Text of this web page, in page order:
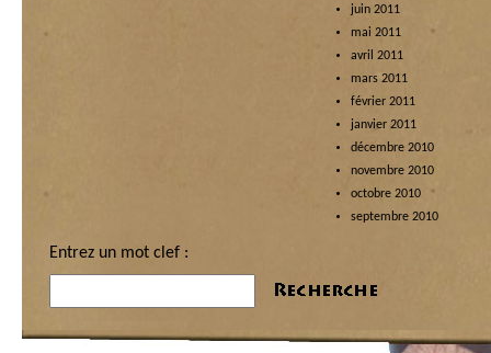
juin 2011
mai 2011
avril 2011
mars 2011
février 2011
janvier 2011
décembre 2010
novembre 2010
octobre 2010
septembre 2010
Entrez un mot clef :